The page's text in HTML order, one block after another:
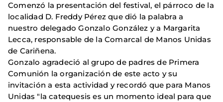
Comenzó la presentación del festival, el párroco de la
localidad D. Freddy Pérez que dió la palabra a
nuestro delegado Gonzalo González y a Margarita
Lecca, responsable de la Comarcal de Manos Unidas
de Cariñena.
Gonzalo agradeció al grupo de padres de Primera
Comunión la organización de este acto y su
invitación a esta actividad y recordó que para Manos
Unidas "la catequesis es un momento ideal para que